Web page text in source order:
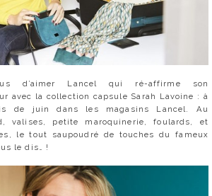
d’aimer Lancel qui ré-affirme son
avec la collection capsule Sarah Lavoine : à
de juin dans les magasins Lancel. Au
valises, petite maroquinerie, foulards, et
le tout saupoudré de touches du fameux
le dis… !